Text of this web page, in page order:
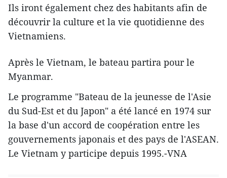
Ils iront également chez des habitants afin de
découvrir la culture et la vie quotidienne des
Vietnamiens.
Après le Vietnam, le bateau partira pour le
Myanmar.
Le programme "​Bateau de la jeunesse de l'Asie
du Sud-Est et du Japon" a été lancé en 1974 sur
la base d'un accord de coopération entre les
gouvernements japonais et des pays de l'ASEAN.
Le Vietnam y participe depuis 1995.-VNA